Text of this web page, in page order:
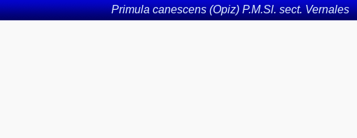
Primula canescens (Opiz) P.M.Sl. sect. Vernales